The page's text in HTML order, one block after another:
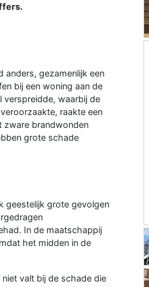
anders, gezamenlijk een
bij een woning aan de
verspreidde, waarbij de
raakte een
zware brandwonden
grote schade
geestelijk grote gevolgen
In de maatschappij
het midden in de
valt bij de schade die